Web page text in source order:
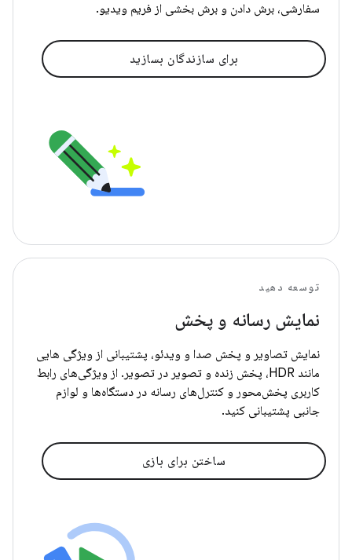
سفارشی، برش دادن و برش بخشی از فریم ویدیو.
برای سازندگان بسازید
توسعه دهید
نمایش رسانه و پخش
نمایش تصاویر و پخش صدا و ویدئو، پشتیبانی از ویژگی هایی
مانند HDR، پخش زنده و تصویر در تصویر. از ویژگی‌های رابط
کاربری پخش‌محور و کنترل‌های رسانه در دستگاه‌ها و لوازم
جانبی پشتیبانی کنید.
ساختن برای بازی